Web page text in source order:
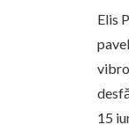
Elis
15